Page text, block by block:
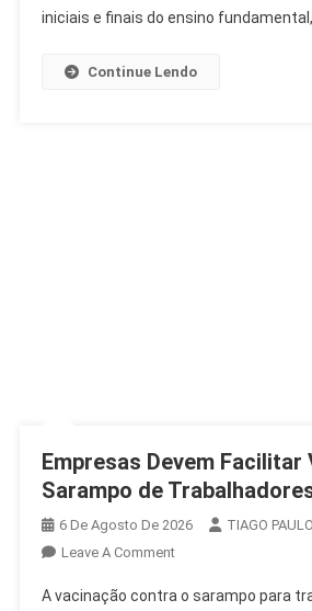
iniciais e finais do ensino fundamental,
Continue Lendo
Empresas Devem Facilitar
Sarampo de
6 De Agosto De 2026
TIAGO PAULO
Leave A CommentOn
Devem
A vacinação contra o sarampo para